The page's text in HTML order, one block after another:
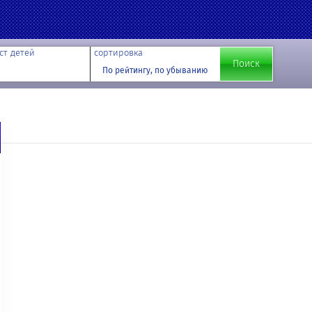
детей сортировка
По рейтингу, по убыванию